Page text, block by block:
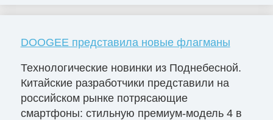
DOOGEE представила новые флагманы
Технологические новинки из Поднебесной.
Китайские разработчики представили на
российском рынке потрясающие
смартфоны: стильную премиум-модель 4 в